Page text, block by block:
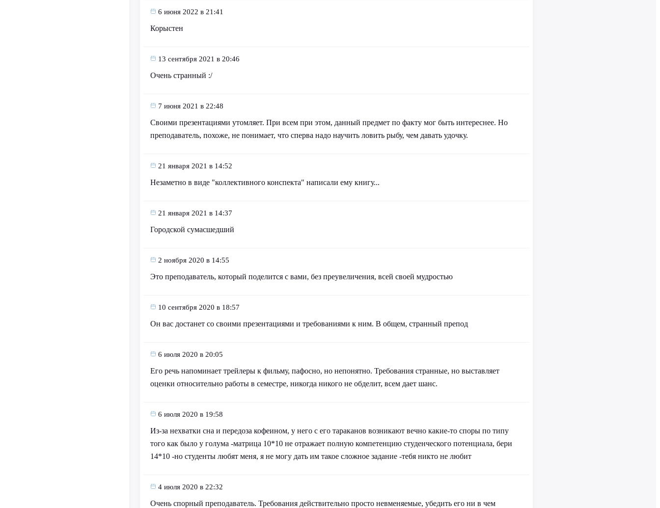
6 июня 2022 в 21:41
Корыстен
13 сентября 2021 в 20:46
Очень странный :/
7 июня 2021 в 22:48
Своими презентациями утомляет. При всем при этом, данный предмет по факту мог быть интереснее. Но
преподаватель, похоже, не понимает, что сперва надо научить ловить рыбу, чем давать удочку.
21 января 2021 в 14:52
Незаметно в виде "коллективного конспекта" написали ему книгу...
21 января 2021 в 14:37
Городской сумасшедший
2 ноября 2020 в 14:55
Это преподаватель, который поделится с вами, без преувеличения, всей своей мудростью
10 сентября 2020 в 18:57
Он вас достанет со своими презентациями и требованиями к ним. В общем, странный препод
6 июля 2020 в 20:05
Его речь напоминает трейлеры к фильму, пафосно, но непонятно. Требования странные, но выставляет
оценки относительно работы в семестре, никогда никого не обделит, всем дает шанс.
6 июля 2020 в 19:58
Из-за нехватки сна и передоза кофеином, у него с его тараканов возникают вечно какие-то споры по типу
того как было у голума -матрица 10*10 не отражает полную компетенцию студенческого потенциала, бери
14*10 -но студенты любят меня, я не могу дать им такое сложное задание -тебя никто не любит
4 июля 2020 в 22:32
Очень спорный преподаватель. Требования действительно просто невменяемые, убедить его ни в чем